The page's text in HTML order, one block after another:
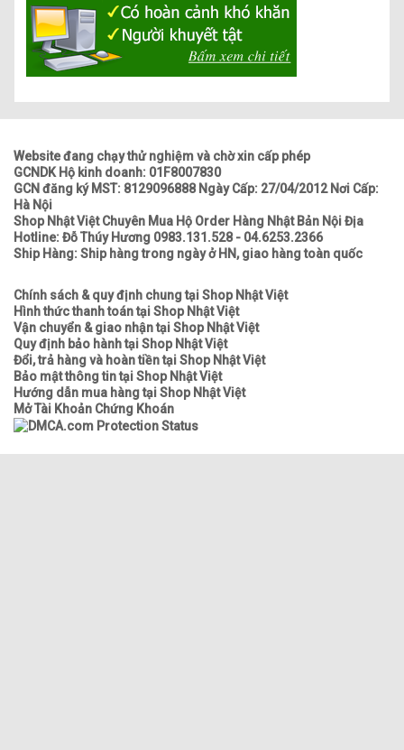
Website đang chạy thử nghiệm và chờ xin cấp phép
GCNDK Hộ kinh doanh: 01F8007830
GCN đăng ký MST: 8129096888 Ngày Cấp: 27/04/2012 Nơi Cấp:
Hà Nội
Shop Nhật Việt Chuyên Mua Hộ Order Hàng Nhật Bản Nội Địa
Hotline: Đỗ Thúy Hương 0983.131.528 - 04.6253.2366
Ship Hàng: Ship hàng trong ngày ở HN, giao hàng toàn quốc
Chính sách & quy định chung tại Shop Nhật Việt
Hình thức thanh toán tại Shop Nhật Việt
Vận chuyển & giao nhận tại Shop Nhật Việt
Quy định bảo hành tại Shop Nhật Việt
Đổi, trả hàng và hoàn tiền tại Shop Nhật Việt
Bảo mật thông tin tại Shop Nhật Việt
Hướng dẫn mua hàng tại Shop Nhật Việt
Mở Tài Khoản Chứng Khoán